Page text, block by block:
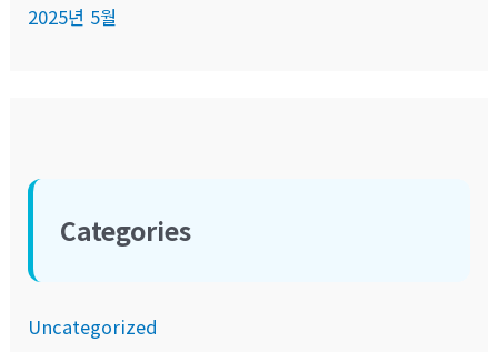
2025년 5월
Categories
Uncategorized